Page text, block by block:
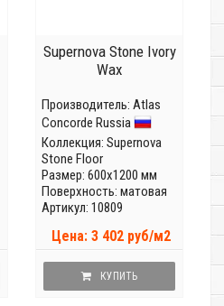
Supernova Stone Ivory
Wax
Производитель: Atlas
Concorde Russia
Коллекция: Supernova
Stone Floor
Размер: 600x1200 мм
Поверхность: матовая
Артикул: 10809
Цена: 3 402 руб/м2
КУПИТЬ